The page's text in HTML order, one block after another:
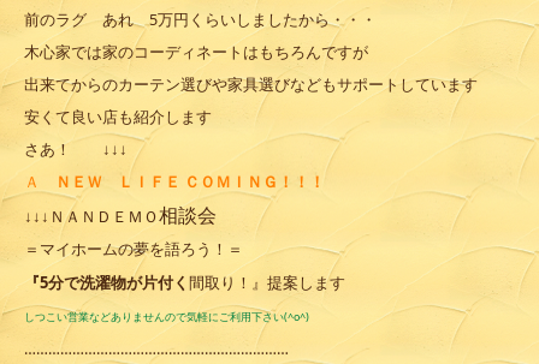
前のラグ あれ 5万円くらいしましたから・・・
木心家では家のコーディネートはもちろんですが
出来てからのカーテン選びや家具選びなどもサポートしています
安くて良い店も紹介します
さあ！ ↓↓↓
Ａ
ＮＥＷ ＬＩＦＥ ＣＯＭＩＮＧ！！！
↓↓↓ ＮＡＮＤＥＭＯ相談会
＝マイホームの夢を語ろう！＝
『5分で洗濯物が片付く 間取り！』提案します
しつこい営業などありませんので気軽にご利用下さい(^o^)
…………………………………………………………